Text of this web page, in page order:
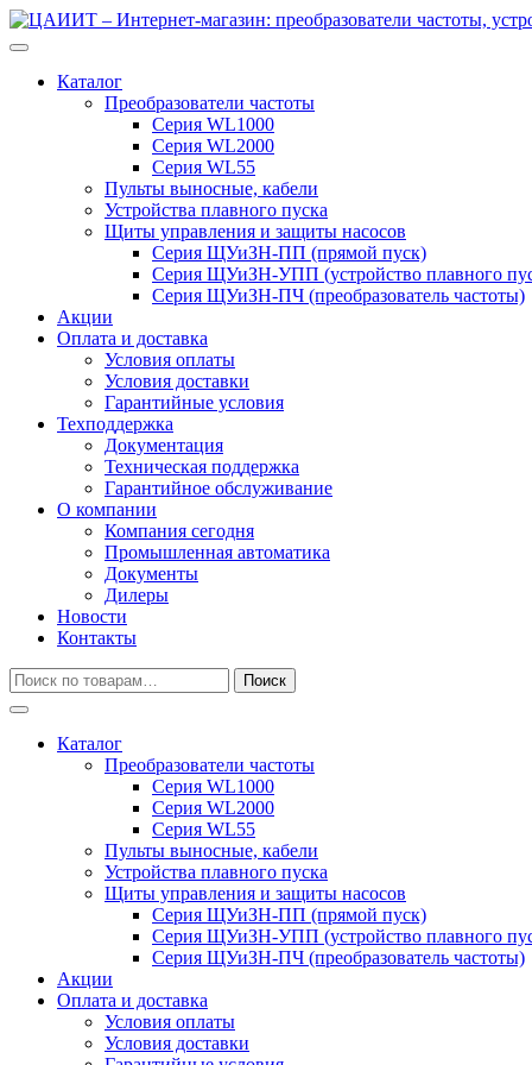
Перейти
к
Перейти
к
Каталог
Преобразователи частоты
Серия WL1000
Серия WL2000
Серия WL55
Пульты выносные, кабели
Устройства плавного пуска
Щиты управления и защиты насосов
Серия ЩУиЗН-ПП (прямой пуск)
Серия ЩУиЗН-УПП (устройство плавного
Серия ЩУиЗН-ПЧ (преобразователь частоты)
Акции
Оплата и доставка
Условия оплаты
Условия доставки
Гарантийные условия
Техподдержка
Документация
Техническая поддержка
Гарантийное обслуживание
О компании
Компания сегодня
Промышленная автоматика
Документы
Дилеры
Новости
Контакты
Искать:
Поиск
Каталог
Преобразователи частоты
Серия WL1000
Серия WL2000
Серия WL55
Пульты выносные, кабели
Устройства плавного пуска
Щиты управления и защиты насосов
Серия ЩУиЗН-ПП (прямой пуск)
Серия ЩУиЗН-УПП (устройство плавного
Серия ЩУиЗН-ПЧ (преобразователь частоты)
Акции
Оплата и доставка
Условия оплаты
Условия доставки